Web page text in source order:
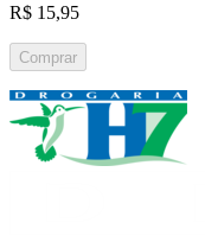
R$ 15,95
Comprar